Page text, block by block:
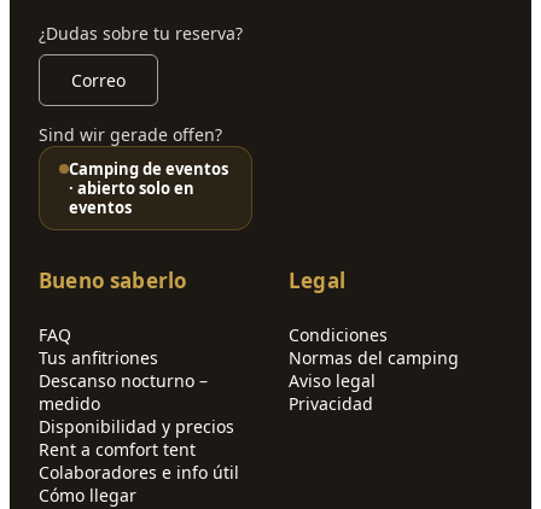
¿Dudas sobre tu reserva?
Correo
Sind wir gerade offen?
Camping de eventos
· abierto solo en
eventos
Bueno saberlo
FAQ
Tus anfitriones
Descanso nocturno –
medido
Disponibilidad y precios
Rent a comfort tent
Colaboradores e info útil
Cómo llegar
Legal
Condiciones
Normas del camping
Aviso legal
Privacidad